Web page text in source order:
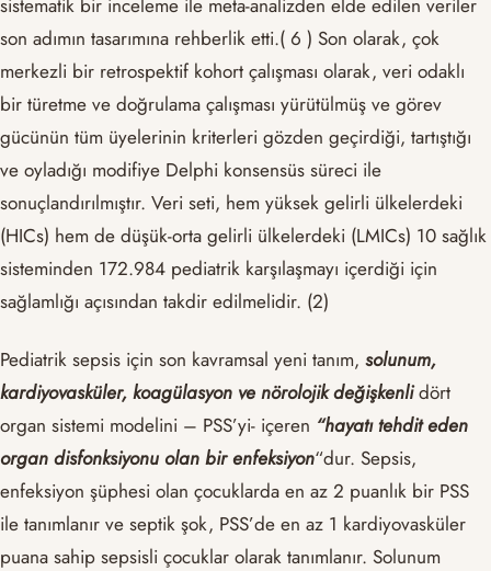
sistematik bir inceleme ile meta-analizden elde edilen veriler
son adımın tasarımına rehberlik etti.( 6 ) Son olarak, çok
merkezli bir retrospektif kohort çalışması olarak, veri odaklı
bir türetme ve doğrulama çalışması yürütülmüş ve görev
gücünün tüm üyelerinin kriterleri gözden geçirdiği, tartıştığı
ve oyladığı modifiye Delphi konsensüs süreci ile
sonuçlandırılmıştır. Veri seti, hem yüksek gelirli ülkelerdeki
(HICs) hem de düşük-orta gelirli ülkelerdeki (LMICs) 10 sağlık
sisteminden 172.984 pediatrik karşılaşmayı içerdiği için
sağlamlığı açısından takdir edilmelidir. (2)
Pediatrik sepsis için son kavramsal yeni tanım, solunum,
kardiyovasküler, koagülasyon ve nörolojik değişkenlidört
organ sistemi modelini – PSS’yi- içeren “hayatı tehdit eden
organ disfonksiyonu olan bir enfeksiyon“dur. Sepsis,
enfeksiyon şüphesi olan çocuklarda en az 2 puanlık bir PSS
ile tanımlanır ve septik şok, PSS’de en az 1 kardiyovasküler
puana sahip sepsisli çocuklar olarak tanımlanır. Solunum